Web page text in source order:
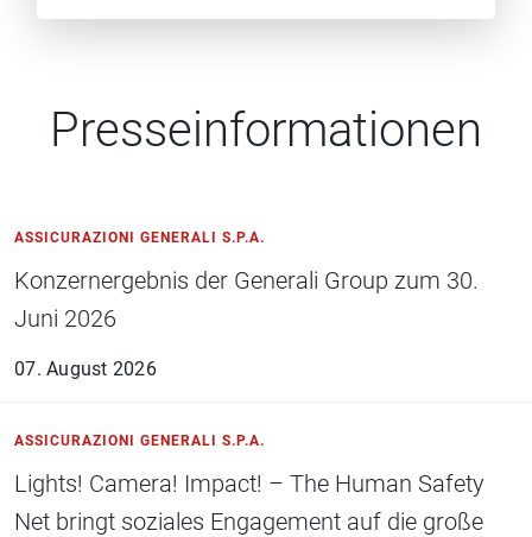
Presseinformationen
ASSICURAZIONI GENERALI S.P.A.
Konzernergebnis der Generali Group zum 30.
Juni 2026
07. August 2026
ASSICURAZIONI GENERALI S.P.A.
Lights! Camera! Impact! – The Human Safety
Net bringt soziales Engagement auf die große